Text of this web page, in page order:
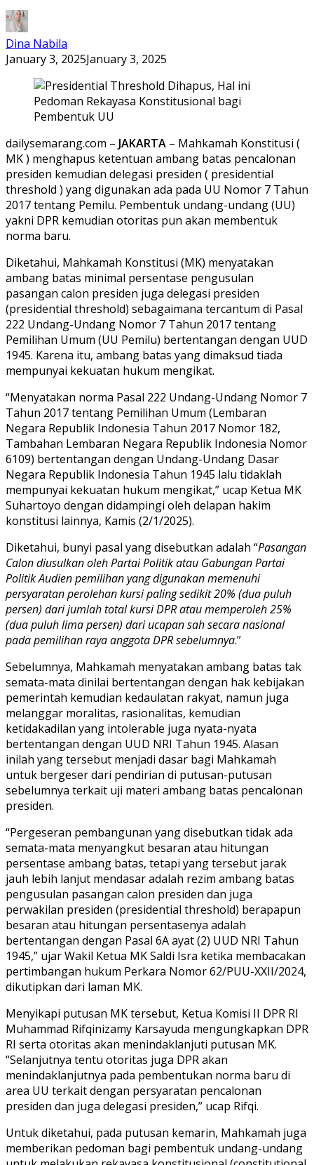
Dina Nabila
January 3, 2025January 3, 2025
dailysemarang.com – JAKARTA – Mahkamah Konstitusi (
MK ) menghapus ketentuan ambang batas pencalonan
presiden kemudian delegasi presiden ( presidential
threshold ) yang digunakan ada pada UU Nomor 7 Tahun
2017 tentang Pemilu. Pembentuk undang-undang (UU)
yakni DPR kemudian otoritas pun akan membentuk
norma baru.
Diketahui, Mahkamah Konstitusi (MK) menyatakan
ambang batas minimal persentase pengusulan
pasangan calon presiden juga delegasi presiden
(presidential threshold) sebagaimana tercantum di Pasal
222 Undang-Undang Nomor 7 Tahun 2017 tentang
Pemilihan Umum (UU Pemilu) bertentangan dengan UUD
1945. Karena itu, ambang batas yang dimaksud tiada
mempunyai kekuatan hukum mengikat.
“Menyatakan norma Pasal 222 Undang-Undang Nomor 7
Tahun 2017 tentang Pemilihan Umum (Lembaran
Negara Republik Indonesia Tahun 2017 Nomor 182,
Tambahan Lembaran Negara Republik Indonesia Nomor
6109) bertentangan dengan Undang-Undang Dasar
Negara Republik Indonesia Tahun 1945 lalu tidaklah
mempunyai kekuatan hukum mengikat,” ucap Ketua MK
Suhartoyo dengan didampingi oleh delapan hakim
konstitusi lainnya, Kamis (2/1/2025).
Diketahui, bunyi pasal yang disebutkan adalah “Pasangan
Calon diusulkan oleh Partai Politik atau Gabungan Partai
Politik Audien pemilihan yang digunakan memenuhi
persyaratan perolehan kursi paling sedikit 20% (dua puluh
persen) dari jumlah total kursi DPR atau memperoleh 25%
(dua puluh lima persen) dari ucapan sah secara nasional
pada pemilihan raya anggota DPR sebelumnya.”
Sebelumnya, Mahkamah menyatakan ambang batas tak
semata-mata dinilai bertentangan dengan hak kebijakan
pemerintah kemudian kedaulatan rakyat, namun juga
melanggar moralitas, rasionalitas, kemudian
ketidakadilan yang intolerable juga nyata-nyata
bertentangan dengan UUD NRI Tahun 1945. Alasan
inilah yang tersebut menjadi dasar bagi Mahkamah
untuk bergeser dari pendirian di putusan-putusan
sebelumnya terkait uji materi ambang batas pencalonan
presiden.
“Pergeseran pembangunan yang disebutkan tidak ada
semata-mata menyangkut besaran atau hitungan
persentase ambang batas, tetapi yang tersebut jarak
jauh lebih lanjut mendasar adalah rezim ambang batas
pengusulan pasangan calon presiden dan juga
perwakilan presiden (presidential threshold) berapapun
besaran atau hitungan persentasenya adalah
bertentangan dengan Pasal 6A ayat (2) UUD NRI Tahun
1945,” ujar Wakil Ketua MK Saldi Isra ketika membacakan
pertimbangan hukum Perkara Nomor 62/PUU-XXII/2024,
dikutipkan dari laman MK.
Menyikapi putusan MK tersebut, Ketua Komisi II DPR RI
Muhammad Rifqinizamy Karsayuda mengungkapkan DPR
RI serta otoritas akan menindaklanjuti putusan MK.
“Selanjutnya tentu otoritas juga DPR akan
menindaklanjutnya pada pembentukan norma baru di
area UU terkait dengan persyaratan pencalonan
presiden dan juga delegasi presiden,” ucap Rifqi.
Untuk diketahui, pada putusan kemarin, Mahkamah juga
memberikan pedoman bagi pembentuk undang-undang